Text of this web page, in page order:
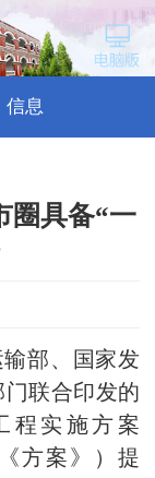
信息
圈具备“一
部、国家发
联合印发的
程实施方案
方案》）提